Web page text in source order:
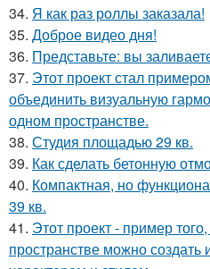
34. Я как раз роллы заказала!
35. Доброе видео дня!
36. Представьте: вы
37. Этот проект стал
объединить визуальную
одном пространстве.
38. Студия площадью 29 кв.
39. Как сделать бетонную
40. Компактная, но
39 кв.
41. Этот проект - пример
пространстве можно